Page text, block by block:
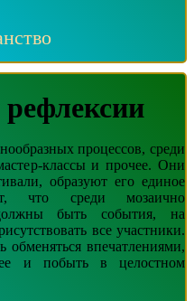
процессов, среди
классы и прочее. Они
образуют его единое
что среди мозаично
быть события, на
все участники.
обменяться впечатлениями,
и побыть в целостном